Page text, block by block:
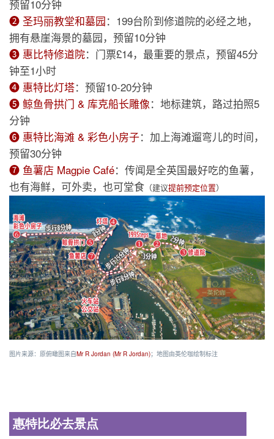
预留10分钟
❷ 圣玛丽教堂和墓园：199台阶到修道院的必经之地，
拥有悬崖海景的墓园，预留10分钟
❸ 惠比特修道院：门票£14，最重要的景点，预留45分
钟至1小时
❹ 惠特比灯塔：预留10-20分钟
❺ 鲸鱼骨拱门 & 库克船长雕像：地标建筑，路过拍照5
分钟
❻ 惠特比海滩 & 彩色小房子：加上海滩遛弯儿的时间，
预留30分钟
❼ 鱼薯店 Magpie Café：传闻是全英国最好吃的鱼薯，
也有海鲜，可外卖，也可堂食 （建议提前预定位置）
图片来源：原俯瞰图来自Mr R Jordan (Mr R Jordan)；地图由英伦咖绘制标注
惠特比必去景点